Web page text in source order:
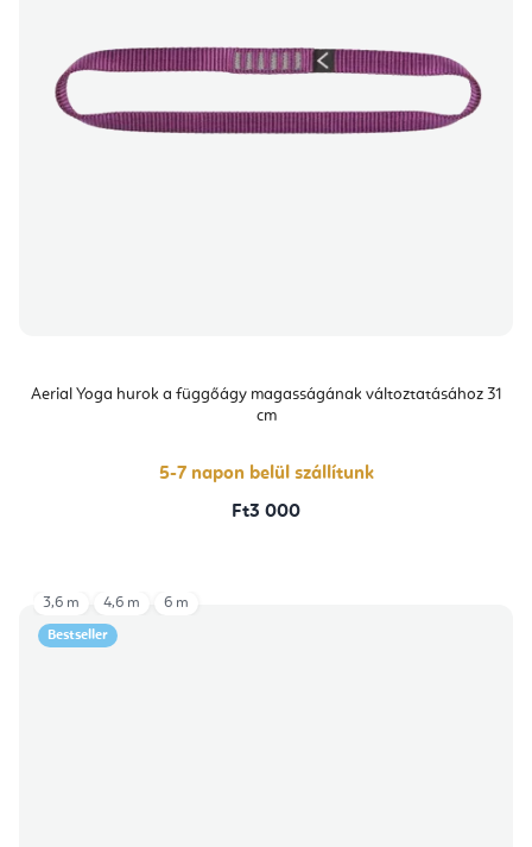
Aerial Yoga hurok a függőágy magasságának változtatásához 31
cm
5-7 napon belül szállítunk
Ft3 000
Bestseller
3,6 m 4,6 m 6 m